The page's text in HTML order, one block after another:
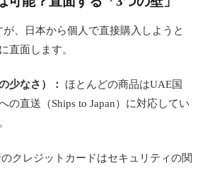
、日本から個人で直接購入しようと
直面します。
少なさ）：
ほとんどの商品はUAE国
の直送（Ships to Japan）に対応してい
のクレジットカードはセキュリティの関